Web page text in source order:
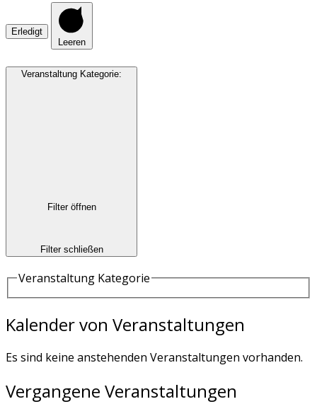
Erledigt
Leeren
Veranstaltung Kategorie:
Filter öffnen
Filter schließen
Veranstaltung Kategorie
Kalender von Veranstaltungen
Es sind keine anstehenden Veranstaltungen vorhanden.
Vergangene Veranstaltungen